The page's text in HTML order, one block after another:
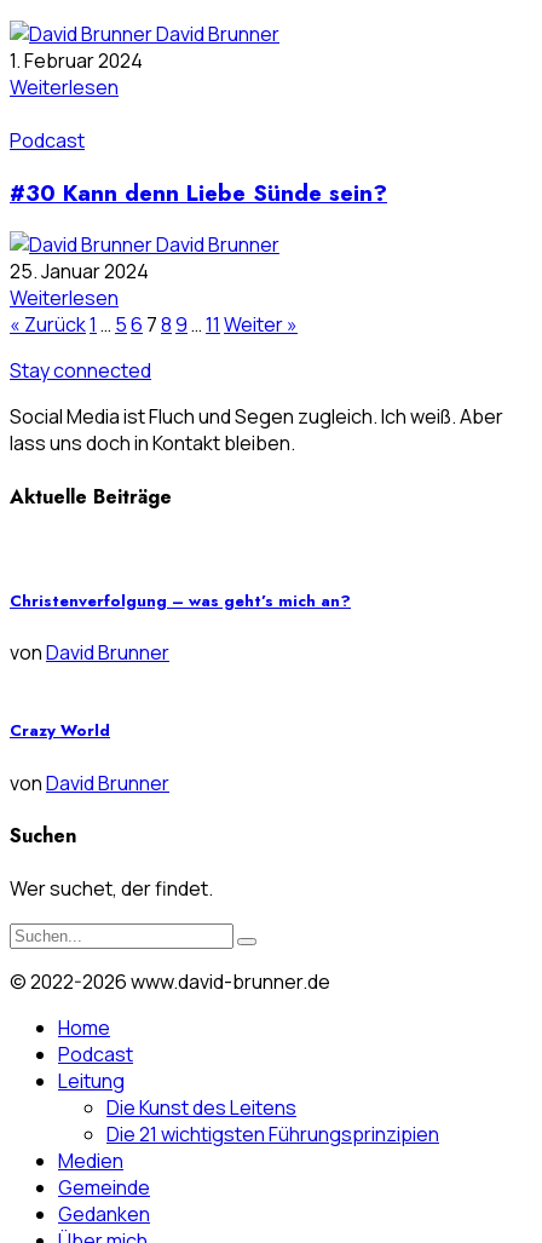
David Brunner
1. Februar 2024
Weiterlesen
Podcast
#30 Kann denn Liebe Sünde sein?
David Brunner
25. Januar 2024
Weiterlesen
« Zurück1 … 56 789…11 Weiter »
Stay connected
Social Media ist Fluch und Segen zugleich. Ich weiß. Aber
lass uns doch in Kontakt bleiben.
Aktuelle Beiträge
Christenverfolgung – was geht’s mich an?
vonDavid Brunner
Crazy World
vonDavid Brunner
Suchen
Wer suchet, der findet.
© 2022-2026 www.david-brunner.de
Home
Podcast
Leitung
Die Kunst des Leitens
Die 21 wichtigsten Führungsprinzipien
Medien
Gemeinde
Gedanken